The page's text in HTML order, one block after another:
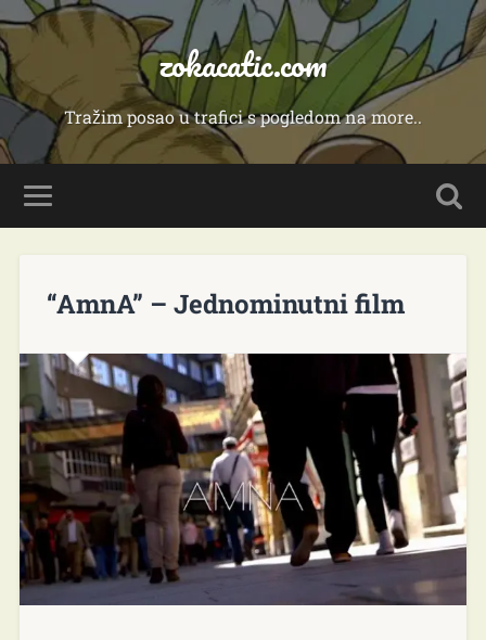
zokacatic.com
Tražim posao u trafici s pogledom na more..
“AmnA” – Jednominutni film